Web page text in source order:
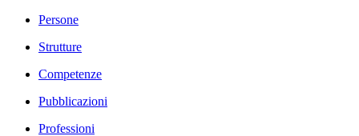
Persone
Strutture
Competenze
Pubblicazioni
Professioni